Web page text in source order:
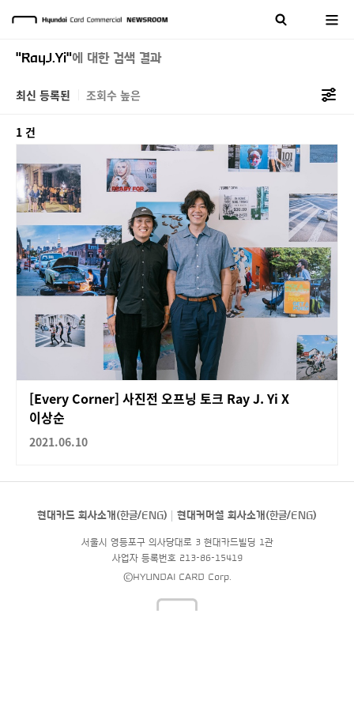
"RayJ.Yi"에 대한 검색 결과
최신 등록된 조회수 높은
1 건
[Every Corner] 사진전 오프닝 토크 Ray J. Yi X
이상순
2021.06.10
현대카드 회사소개(한글/ENG) 현대커머셜 회사소개(한글/ENG)
서울시 영등포구 의사당대로 3 현대카드빌딩 1관
사업자 등록번호 213-86-15419
©HYUNDAI CARD Corp.